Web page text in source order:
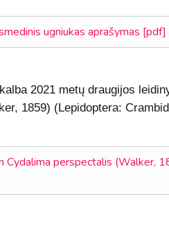
ugniukas aprašymas [pdf]
2021 metų draugijos
1859) (Lepidoptera:
perspectalis (Walker,